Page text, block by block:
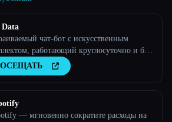
чат-бот с искусственным
работающий круглосуточно и без
— мгновенно сократите расходы на